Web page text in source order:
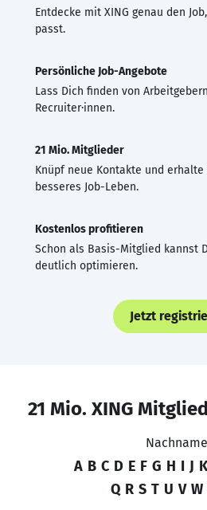
Entdecke mit XING genau den
passt.
Persönliche Job-Angebote
Lass Dich finden von
Recruiter·innen.
21 Mio. Mitglieder
Knüpf neue Kontakte und
besseres Job-Leben.
Kostenlos profitieren
Schon als Basis-Mitglied kannst
deutlich optimieren.
Jetzt
21 Mio. XING
A B C D E F G H I J K
Q R S T U V W